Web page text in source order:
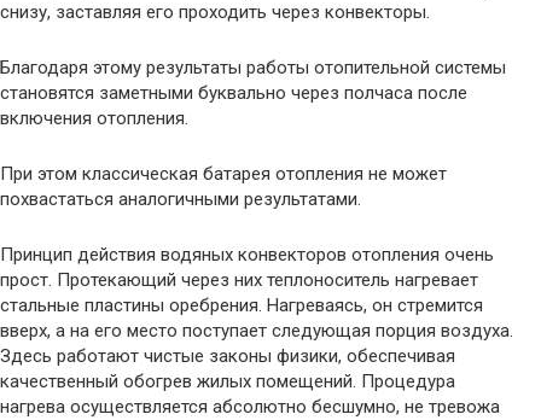
снизу, заставляя его проходить через конвекторы.
Благодаря этому результаты работы отопительной системы
становятся заметными буквально через полчаса после
включения отопления.
При этом классическая батарея отопления не может
похвастаться аналогичными результатами.
Принцип действия водяных конвекторов отопления очень
прост. Протекающий через них теплоноситель нагревает
стальные пластины оребрения. Нагреваясь, он стремится
вверх, а на его место поступает следующая порция воздуха.
Здесь работают чистые законы физики, обеспечивая
качественный обогрев жилых помещений. Процедура
нагрева осуществляется абсолютно бесшумно, не тревожа